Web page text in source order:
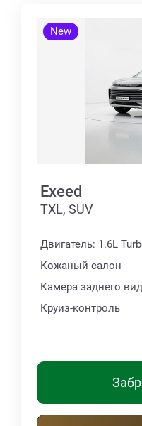
New
Exeed
TXL, SUV
Двигатель: 1.6L
Кожаный салон
Камера заднего
Круиз-контроль